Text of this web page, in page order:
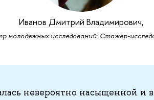
Иванов Дмитрий Владимирович,
молодежных исследований: Стажер-
невероятно насыщенной и